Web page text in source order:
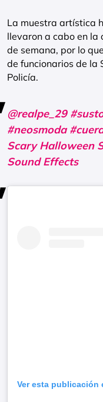
La muestra artística
llevaron a cabo en
de semana, por lo
de funcionarios de la
Policía.
@realpe_29
#neosmoda
Scary Halloween
Sound Effects
Ver esta publicación